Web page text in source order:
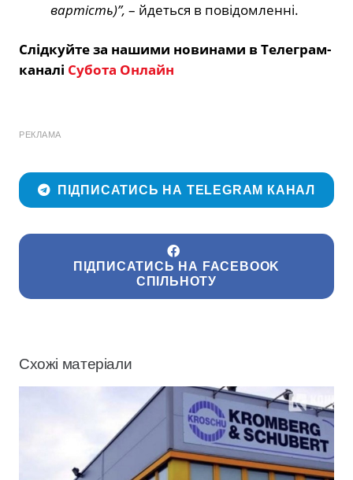
вартість)”, – йдеться в повідомленні.
Слідкуйте за нашими новинами в Телеграм-
каналі Субота Онлайн
РЕКЛАМА
ПІДПИСАТИСЬ НА TELEGRAM КАНАЛ
ПІДПИСАТИСЬ НА FACEBOOK
СПІЛЬНОТУ
Схожі матеріали